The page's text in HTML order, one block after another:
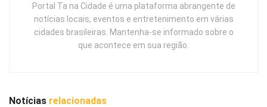
Portal Ta na Cidade é uma plataforma abrangente de
notícias locais, eventos e entretenimento em várias
cidades brasileiras. Mantenha-se informado sobre o
que acontece em sua região.
Notícias relacionadas